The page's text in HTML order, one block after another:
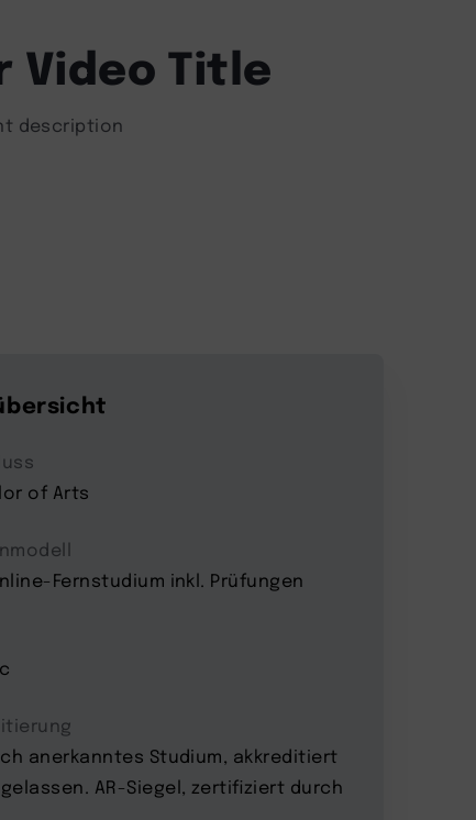
Video Title
description
of Arts
Fernstudium inkl. Prüfungen
anerkanntes Studium, akkreditiert
AR-Siegel, zertifiziert durch